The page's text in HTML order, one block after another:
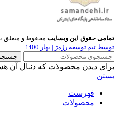
تمامی حقوق این وبسایت محفوظ و متعلق
توسط تیم توسعه رژمژ | بهار 1400
برای دیدن محصولات که دنبال آن
بستن
فهرست
محصولات